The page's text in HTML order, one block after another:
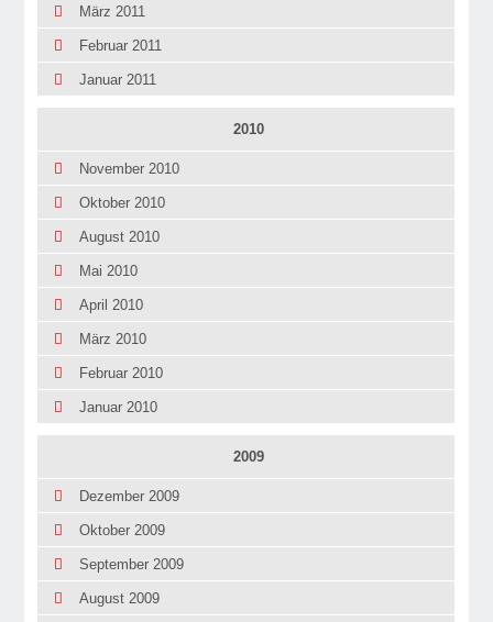
März 2011
Februar 2011
Januar 2011
2010
November 2010
Oktober 2010
August 2010
Mai 2010
April 2010
März 2010
Februar 2010
Januar 2010
2009
Dezember 2009
Oktober 2009
September 2009
August 2009